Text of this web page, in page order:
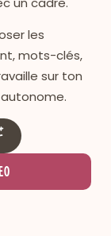
les
mots-clés,
sur ton